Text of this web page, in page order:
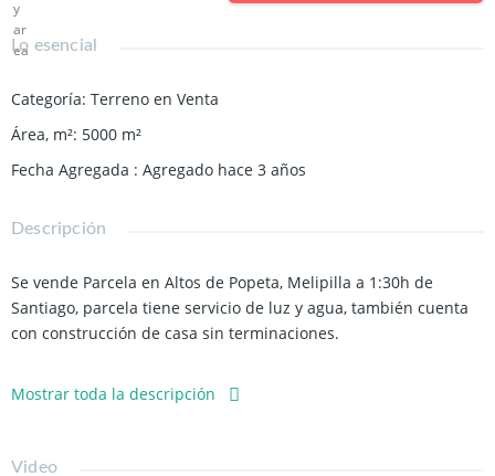
Lo esencial
Categoría: Terreno en Venta
Área, m²: 5000 m²
Fecha Agregada : Agregado hace 3 años
Descripción
Se vende Parcela en Altos de Popeta, Melipilla a 1:30h de
Santiago, parcela tiene servicio de luz y agua, también cuenta
con construcción de casa sin terminaciones.
-Rol propio.
-Medidor de luz
Mostrar toda la descripción
Video